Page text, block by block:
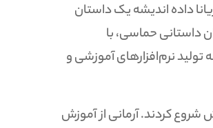
داده اندیشه یک داستان
داستانی حماسی، با
تولید نرم‌افزارهای آموزشی و
شروع کردند. آرمانی از آموزش